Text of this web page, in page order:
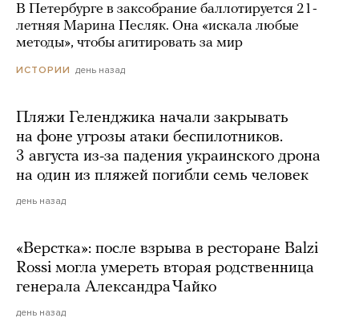
В Петербурге в заксобрание баллотируется 21-
летняя Марина Песляк. Она «искала любые
методы», чтобы агитировать за мир
ИСТОРИИ день назад
Пляжи Геленджика начали закрывать
на фоне угрозы атаки беспилотников.
3 августа из-за падения украинского дрона
на один из пляжей погибли семь человек
день назад
«Верстка»: после взрыва в ресторане Balzi
Rossi могла умереть вторая родственница
генерала Александра Чайко
день назад